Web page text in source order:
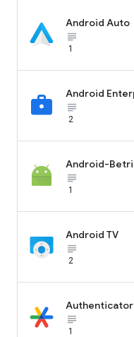
Android Auto
1
Android
2
Android-
1
Android TV
2
Authenticator
1